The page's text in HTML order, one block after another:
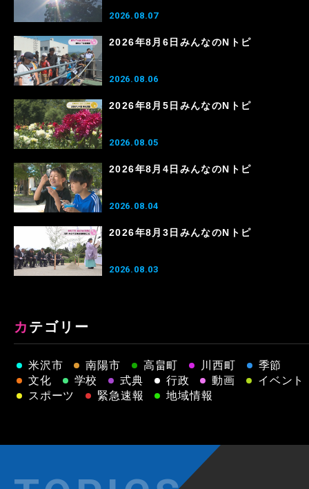
2026.08.07
2026年8月6日みんなのNトピ
2026.08.06
2026年8月5日みんなのNトピ
2026.08.05
2026年8月4日みんなのNトピ
2026.08.04
2026年8月3日みんなのNトピ
2026.08.03
カテゴリー
米沢市 南陽市 高畠町 川西町
季節
文化
学校 式典 行政 動画
イベント
スポーツ
緊急速報 地域情報